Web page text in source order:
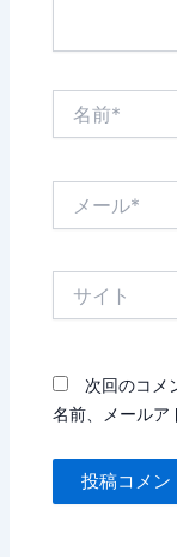
次回のコメ
名前、メールア